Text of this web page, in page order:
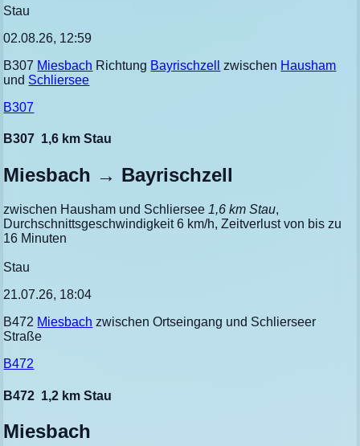
Stau
02.08.26, 12:59
B307 Miesbach Richtung Bayrischzell zwischen Hausham
und Schliersee
B307
B307 1,6 km Stau
Miesbach → Bayrischzell
zwischen Hausham und Schliersee 1,6 km Stau,
Durchschnittsgeschwindigkeit 6 km/h, Zeitverlust von bis zu
16 Minuten
Stau
21.07.26, 18:04
B472 Miesbach zwischen Ortseingang und Schlierseer
Straße
B472
B472 1,2 km Stau
Miesbach